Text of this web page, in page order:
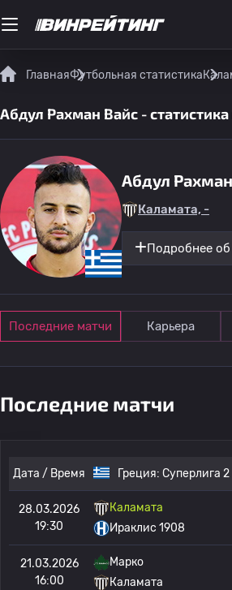
ГлавнаяФутбольная статистика
Абдул Рахман Вайс -
Абдул
Каламата, -
Подробнее об
Последние матчи Карьера
Последние матчи
Дата / Время Греция: Суперлига 2
28.03.2026
19:30
Каламата
Ираклис 1908
21.03.2026
16:00
Марко
Каламата